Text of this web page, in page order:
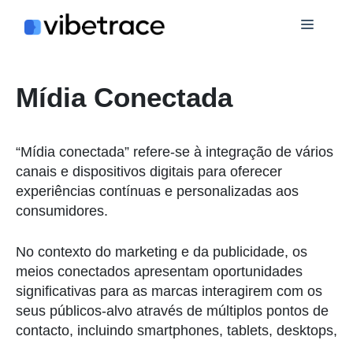
para
Mídia Conectada
“Mídia conectada” refere-se à integração de vários
canais e dispositivos digitais para oferecer
experiências contínuas e personalizadas aos
consumidores.
No contexto do marketing e da publicidade, os
meios conectados apresentam oportunidades
significativas para as marcas interagirem com os
seus públicos-alvo através de múltiplos pontos de
contacto, incluindo smartphones, tablets, desktops,